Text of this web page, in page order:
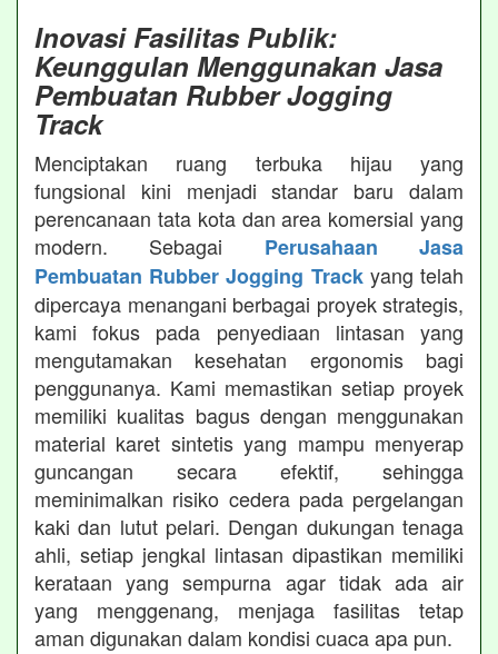
Inovasi Fasilitas Publik:
Keunggulan Menggunakan Jasa
Pembuatan Rubber Jogging
Track
Menciptakan ruang terbuka hijau yang
fungsional kini menjadi standar baru dalam
perencanaan tata kota dan area komersial yang
modern. Sebagai Perusahaan Jasa
Pembuatan Rubber Jogging Trackyang telah
dipercaya menangani berbagai proyek strategis,
kami fokus pada penyediaan lintasan yang
mengutamakan kesehatan ergonomis bagi
penggunanya. Kami memastikan setiap proyek
memiliki kualitas bagus dengan menggunakan
material karet sintetis yang mampu menyerap
guncangan secara efektif, sehingga
meminimalkan risiko cedera pada pergelangan
kaki dan lutut pelari. Dengan dukungan tenaga
ahli, setiap jengkal lintasan dipastikan memiliki
kerataan yang sempurna agar tidak ada air
yang menggenang, menjaga fasilitas tetap
aman digunakan dalam kondisi cuaca apa pun.